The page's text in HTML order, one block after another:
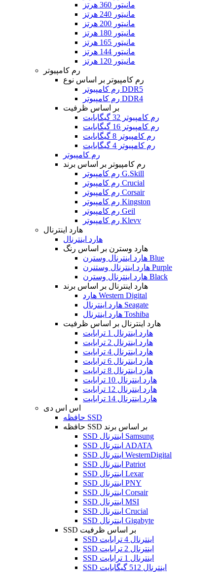
مانیتور 360 هرتز
مانیتور 240 هرتز
مانیتور 200 هرتز
مانیتور 180 هرتز
مانیتور 165 هرتز
مانیتور 144 هرتز
مانیتور 120 هرتز
رم کامپیوتر
رم کامپیوتر بر اساس نوع
رم کامپیوتر DDR5
رم کامپیوتر DDR4
بر اساس ظرفیت
رم کامپیوتر 32 گیگابایت
رم کامپیوتر 16 گیگابایت
رم کامپیوتر 8 گیگابایت
رم کامپیوتر 4 گیگابایت
رم کامپیوتر
رم کامپیوتر بر اساس برند
رم کامپیوتر G.Skill
رم کامپیوتر Crucial
رم کامپیوتر Corsair
رم کامپیوتر Kingston
رم کامپیوتر Geil
رم کامپیوتر Klevv
هارد اینترنال
هارد اینترنال
هارد وسترن بر اساس رنگ
هارد اینترنال وسترن Blue
هارد اینترنال وستنرن Purple
هارد اینترنال وسترن Black
هارد اینترنال بر اساس برند
هارد Western Digital
هارد اینترنال Seagate
هارد اینترنال Toshiba
هارد اینترنال بر اساس ظرفیت
هارد اینترنال 1 ترابایت
هارد اینترنال 2 ترابایت
هارد اینترنال 4 ترابایت
هارد اینترنال 6 ترابایت
هارد اینترنال 8 ترابایت
هارد اینترنال 10 ترابایت
هارد اینترنال 12 ترابایت
هارد اینترنال 14 ترابایت
اس اس دی
حافظه SSD
حافظه SSD بر اساس برند
SSD اینترنال Samsung
SSD اینترنال ADATA
SSD اینترنال WesternDigital
SSD اینترنال Patriot
SSD اینترنال Lexar
SSD اینترنال PNY
SSD اینترنال Corsair
SSD اینترنال MSI
SSD اینترنال Crucial
SSD اینترنال Gigabyte
SSD بر اساس ظرفیت
SSD اینترنال 4 ترابایت
SSD اینترنال 2 ترابایت
SSD اینترنال 1 ترابایت
SSD اینترنال 512 گیگابایت